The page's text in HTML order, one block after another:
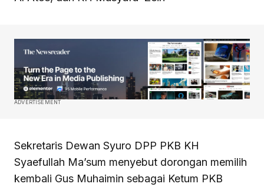
ADVERTISEMENT
Sekretaris Dewan Syuro DPP PKB KH
Syaefullah Ma’sum menyebut dorongan memilih
kembali Gus Muhaimin sebagai Ketum PKB